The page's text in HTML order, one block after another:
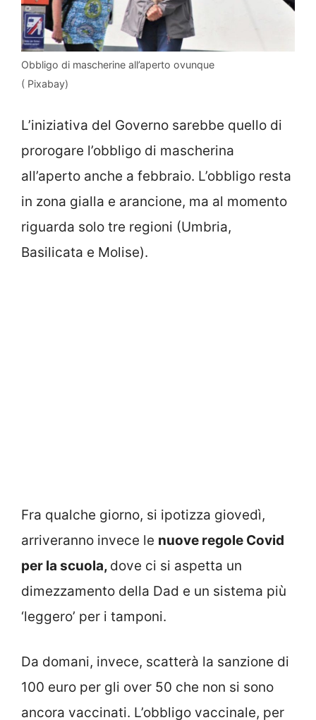
Obbligo di mascherine all’aperto ovunque
( Pixabay)
L’iniziativa del Governo sarebbe quello di
prorogare l’obbligo di mascherina
all’aperto anche a febbraio. L’obbligo resta
in zona gialla e arancione, ma al momento
riguarda solo tre regioni (Umbria,
Basilicata e Molise).
Fra qualche giorno, si ipotizza giovedì,
arriveranno invece le nuove regole Covid
per la scuola, dove ci si aspetta un
dimezzamento della Dad e un sistema più
‘leggero’ per i tamponi.
Da domani, invece, scatterà la sanzione di
100 euro per gli over 50 che non si sono
ancora vaccinati. L’obbligo vaccinale, per